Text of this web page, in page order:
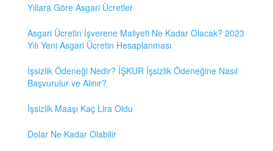
Yıllara Göre Asgari Ücretler
Asgari Ücretin İşverene Maliyeti Ne Kadar Olacak? 2023
Yılı Yeni Asgari Ücretin Hesaplanması
İşsizlik Ödeneği Nedir? İŞKUR İşsizlik Ödeneğine Nasıl
Başvurulur ve Alınır?
İşsizlik Maaşı Kaç Lira Oldu
Dolar Ne Kadar Olabilir